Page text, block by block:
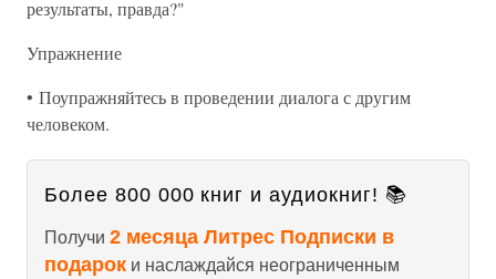
результаты, правда?"
Упражнение
• Поупражняйтесь в проведении диалога с другим
человеком.
Более 800 000 книг и аудиокниг! 📚
Получи 2 месяца Литрес Подписки в
подарок и наслаждайся неограниченным